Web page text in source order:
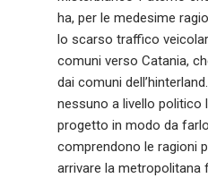
ha, per le medesime
lo scarso traffico
comuni verso Catania,
dai comuni
nessuno a livello politico
progetto in modo da
comprendono le ragioni
arrivare la metropolitana